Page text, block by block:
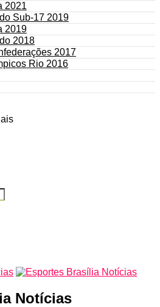
2021
Sub-17 2019
2019
2018
2017
Rio 2016
Notícias